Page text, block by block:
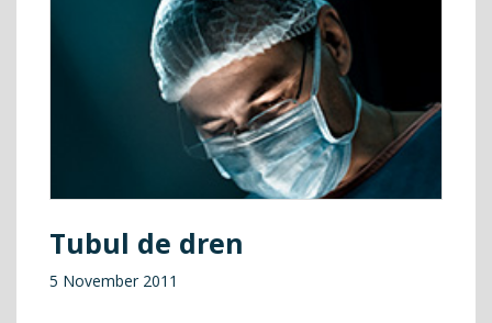
Tubul de dren
5 November 2011